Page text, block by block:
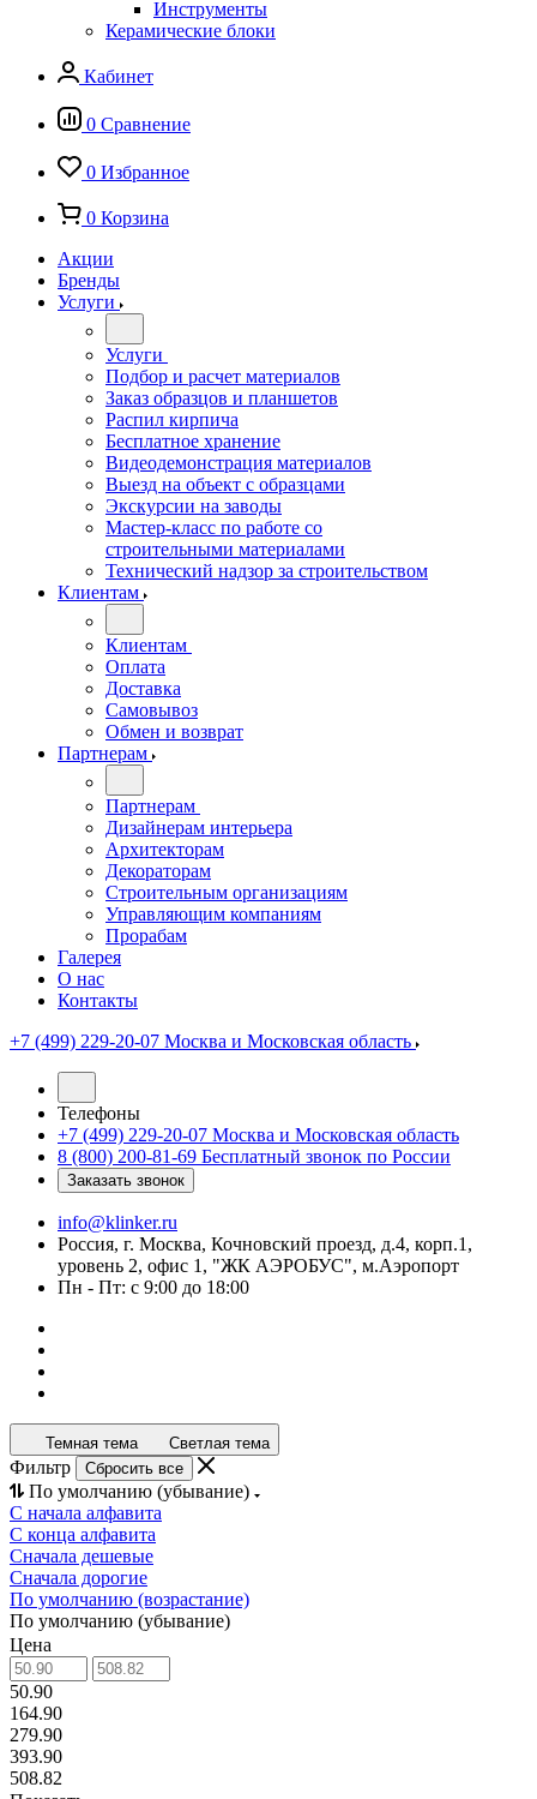
Инструменты
Керамические блоки
Кабинет
0 Сравнение
0 Избранное
0 Корзина
Акции
Бренды
Услуги
Услуги
Подбор и расчет материалов
Заказ образцов и планшетов
Распил кирпича
Бесплатное хранение
Видеодемонстрация материалов
Выезд на объект с образцами
Экскурсии на заводы
Мастер-класс по работе со
строительными материалами
Технический надзор за строительством
Клиентам
Клиентам
Оплата
Доставка
Самовывоз
Обмен и возврат
Партнерам
Партнерам
Дизайнерам интерьера
Архитекторам
Декораторам
Строительным организациям
Управляющим компаниям
Прорабам
Галерея
О нас
Контакты
+7 (499) 229-20-07 Москва и Московская область
Телефоны
+7 (499) 229-20-07 Москва и Московская область
8 (800) 200-81-69 Бесплатный звонок по России
Заказать звонок
info@klinker.ru
Россия, г. Москва, Кочновский проезд, д.4, корп.1,
уровень 2, офис 1, "ЖК АЭРОБУС", м.Аэропорт
Пн - Пт: с 9:00 до 18:00
Темная тема Светлая тема
Фильтр Сбросить все
По умолчанию (убывание)
С начала алфавита
С конца алфавита
Сначала дешевые
Сначала дорогие
По умолчанию (возрастание)
По умолчанию (убывание)
Цена
50.90
164.90
279.90
393.90
508.82